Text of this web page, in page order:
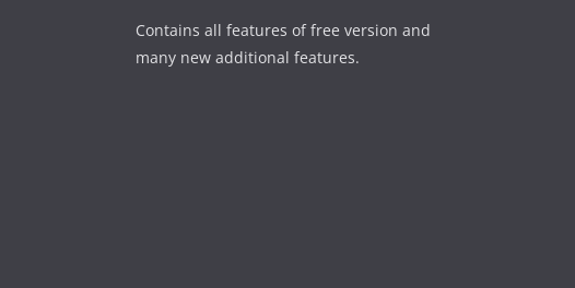
Contains all features of free version and
many new additional features.